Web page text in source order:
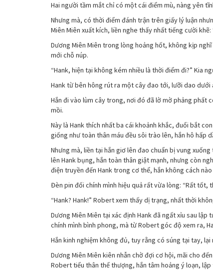
Hai người tầm mắt chỉ có một cái điểm mù, nàng yên
Nhưng mà, có thời điểm đánh trận trên giấy lý luận
Miên Miên xuất kích, liền nghe thấy nhất tiếng cười khẽ:
Dương Miên Miên trong lòng hoảng hốt, không kịp
mới chỗ núp.
“Hank, hiện tại không kém nhiều là thời điểm đi?” Kia
Hank từ bên hông rút ra một cây đao tới, lưỡi dao dưới
Hắn đi vào lùm cây trong, nơi đó đã lờ mờ phảng phất
mồi.
Này là Hank thích nhất ba cái khoảnh khắc, đuổi bắt
giống như toàn thân máu đều sôi trào lên, hắn hô hấp
Nhưng mà, liền tại hắn giơ lên đao chuẩn bị vung
lên Hank bụng, hắn toàn thân giật mạnh, nhưng còn
điện truyền đến Hank trong cơ thể, hắn không cách
Đèn pin đối chính mình hiệu quả rất vừa lòng: “Rất tốt,
“Hank? Hank!” Robert xem thấy dị trạng, nhất thời
Dương Miên Miên tại xác định Hank đã ngất xỉu sau
chính mình bình phong, mà từ Robert góc độ xem ra,
Hắn kinh nghiệm không đủ, tuy rằng có súng tại tay,
Dương Miên Miên kiên nhẫn chờ đợi cơ hội, mãi cho
Robert tiểu thân thể thượng, hắn tâm hoảng ý loạn,